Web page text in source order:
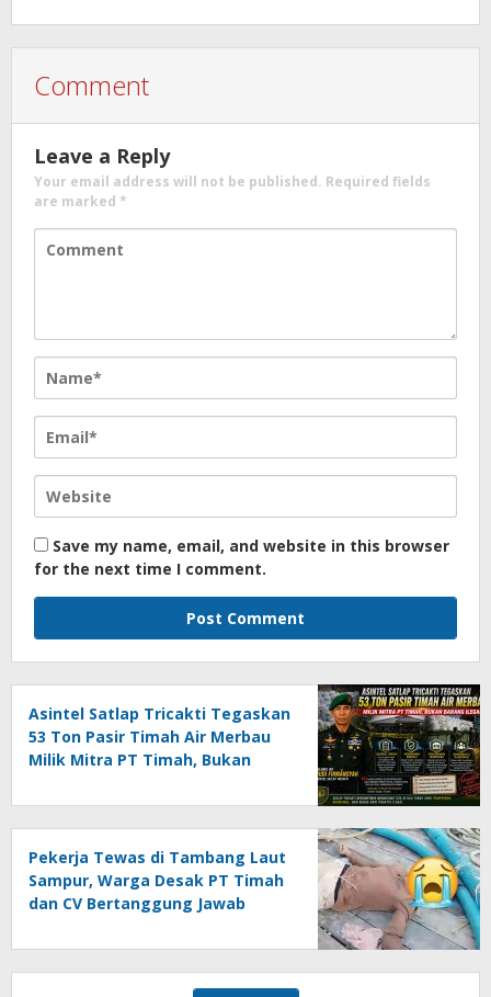
Comment
Leave a Reply
Your email address will not be published. Required fields
are marked *
Save my name, email, and website in this browser
for the next time I comment.
Asintel Satlap Tricakti Tegaskan
53 Ton Pasir Timah Air Merbau
Milik Mitra PT Timah, Bukan
Pekerja Tewas di Tambang Laut
Sampur, Warga Desak PT Timah
dan CV Bertanggung Jawab